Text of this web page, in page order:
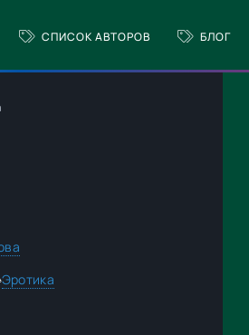
СПИСОК АВТОРОВ БЛОГ
Эротика